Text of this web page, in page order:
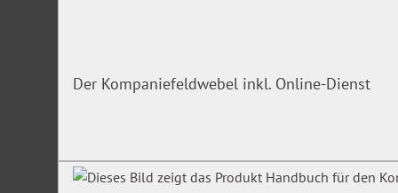
Der Kompaniefeldwebel inkl. Online-Dienst